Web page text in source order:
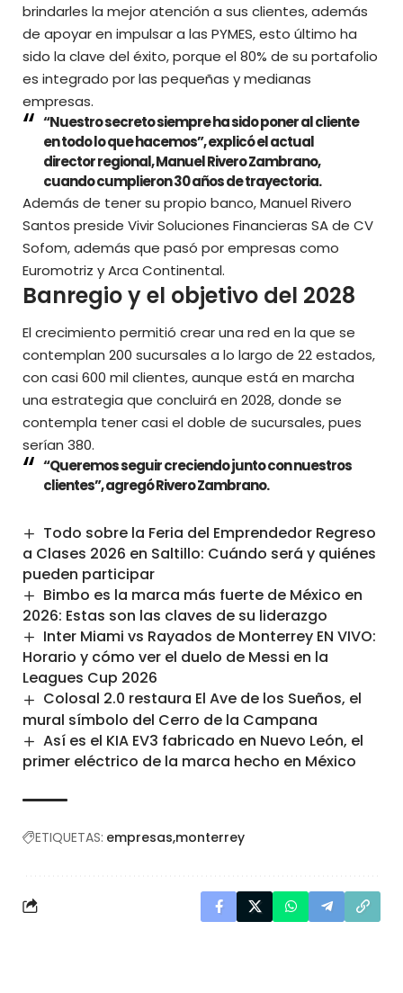
brindarles la mejor atención a sus clientes, además
de apoyar en impulsar a las PYMES, esto último ha
sido la clave del éxito, porque el 80% de su portafolio
es integrado por las pequeñas y medianas
empresas.
“Nuestro secreto siempre ha sido poner al cliente
en todo lo que hacemos”, explicó el actual
director regional, Manuel Rivero Zambrano,
cuando cumplieron 30 años de trayectoria.
Además de tener su propio banco, Manuel Rivero
Santos preside Vivir Soluciones Financieras SA de CV
Sofom, además que pasó por empresas como
Euromotriz y Arca Continental.
Banregio y el objetivo del 2028
El crecimiento permitió crear una red en la que se
contemplan 200 sucursales a lo largo de 22 estados,
con casi 600 mil clientes, aunque está en marcha
una estrategia que concluirá en 2028, donde se
contempla tener casi el doble de sucursales, pues
serían 380.
“Queremos seguir creciendo junto con nuestros
clientes”, agregó Rivero Zambrano.
Todo sobre la Feria del Emprendedor Regreso
a Clases 2026 en Saltillo: Cuándo será y quiénes
pueden participar
Bimbo es la marca más fuerte de México en
2026: Estas son las claves de su liderazgo
Inter Miami vs Rayados de Monterrey EN VIVO:
Horario y cómo ver el duelo de Messi en la
Leagues Cup 2026
Colosal 2.0 restaura El Ave de los Sueños, el
mural símbolo del Cerro de la Campana
Así es el KIA EV3 fabricado en Nuevo León, el
primer eléctrico de la marca hecho en México
ETIQUETAS: empresas monterrey